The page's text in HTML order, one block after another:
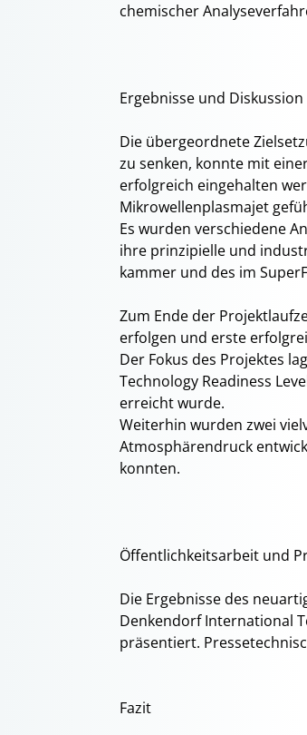
chemischer
Ergebnisse und Diskussion
Die übergeordnete
zu senken, konnte mit
erfolgreich eingehalten
Mikrowellenplasmajet
Es wurden verschiedene
ihre prinzipielle und
kammer und des im
Zum Ende der
erfolgen und erste
Der Fokus des Projektes
Technology Readiness
erreicht wurde.
Weiterhin wurden zwei
Atmosphärendruck
konnten.
Öffentlichkeitsarbeit und
Die Ergebnisse des
Denkendorf International
präsentiert.
Fazit